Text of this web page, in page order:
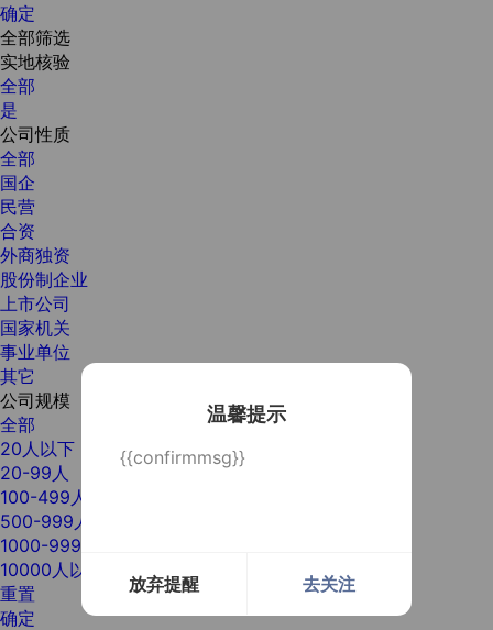
温馨提示
{{confirmmsg}}
放弃提醒 去关注
确定
全部筛选
实地核验
全部
是
公司性质
全部
国企
民营
合资
外商独资
股份制企业
上市公司
国家机关
事业单位
其它
公司规模
全部
20人以下
20-99人
100-499人
500-999人
1000-9999人
10000人以上
重置
确定